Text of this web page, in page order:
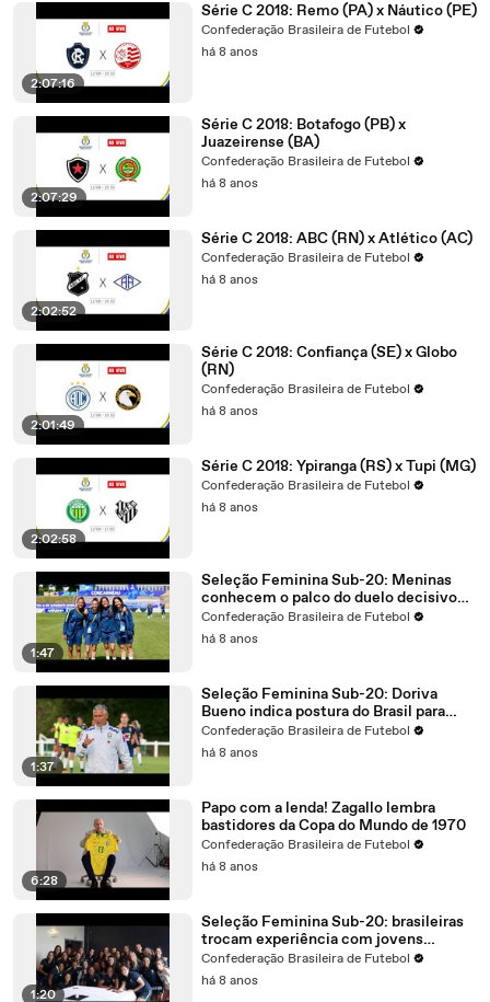
2:07:16
Série C 2018: Remo (PA) x Náutico (PE)
Confederação Brasileira de Futebol
há 8 anos
2:07:29
Série C 2018: Botafogo (PB) x
Juazeirense (BA)
Confederação Brasileira de Futebol
há 8 anos
2:02:52
Série C 2018: ABC (RN) x Atlético (AC)
Confederação Brasileira de Futebol
há 8 anos
2:01:49
Série C 2018: Confiança (SE) x Globo
(RN)
Confederação Brasileira de Futebol
há 8 anos
2:02:58
Série C 2018: Ypiranga (RS) x Tupi (MG)
Confederação Brasileira de Futebol
há 8 anos
1:47
Seleção Feminina Sub-20: Meninas
conhecem o palco do duelo decisivo
entre Brasil x Coreia do Norte
Confederação Brasileira de Futebol
há 8 anos
1:37
Seleção Feminina Sub-20: Doriva
Bueno indica postura do Brasil para
duelo decisivo no Mundial
Confederação Brasileira de Futebol
há 8 anos
6:28
Papo com a lenda! Zagallo lembra
bastidores da Copa do Mundo de 1970
Confederação Brasileira de Futebol
há 8 anos
1:20
Seleção Feminina Sub-20: brasileiras
trocam experiência com jovens
jogadoras francesas
Confederação Brasileira de Futebol
há 8 anos